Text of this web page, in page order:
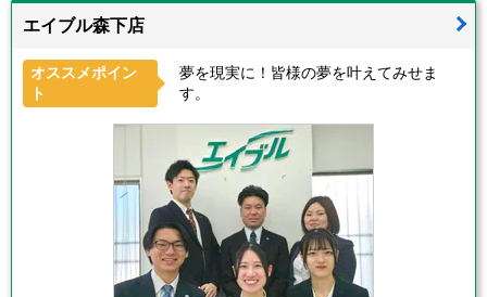
エイブル森下店
オススメポイン
ト
夢を現実に！皆様の夢を叶えてみせま
す。